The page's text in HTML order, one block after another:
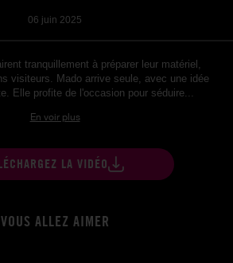
06 juin 2025
tranquillement à préparer leur matériel,
visiteurs. Mado arrive seule, avec une idée
Elle profite de l'occasion pour séduire...
En voir plus
LA VIDÉO
VOUS ALLEZ AIMER